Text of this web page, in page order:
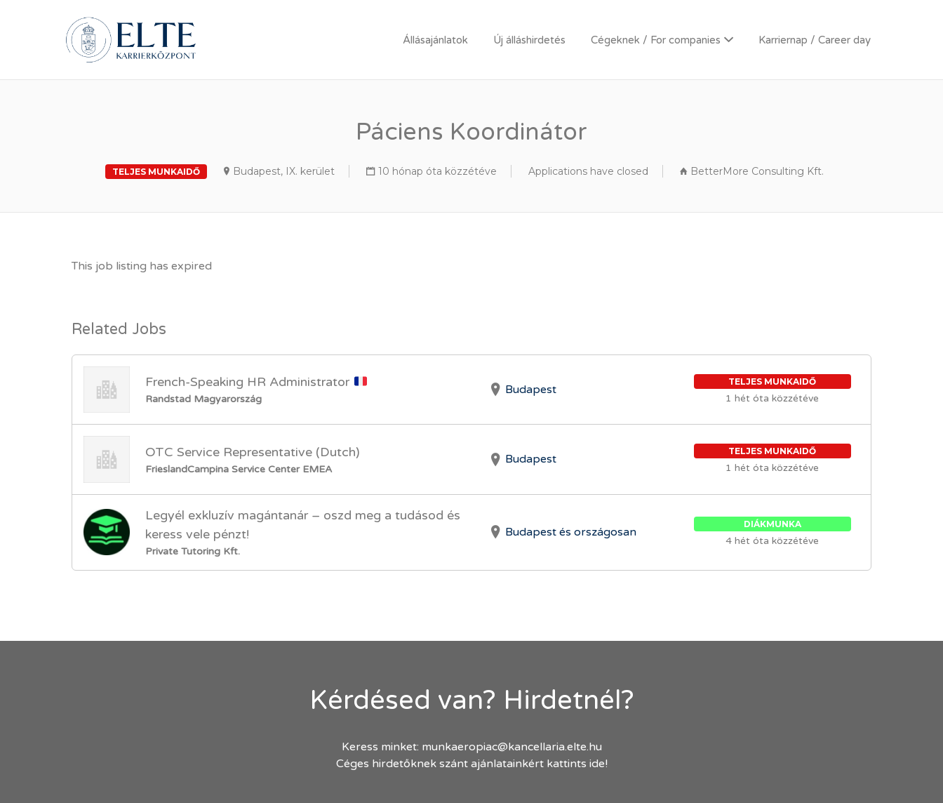
ELTE ÁLLÁSPORTÁL
Állásajánlatok Új álláshirdetés Cégeknek / For companies Karriernap / Career day
Páciens Koordinátor
TELJES MUNKAIDŐ Budapest, IX. kerület 10 hónap óta közzétéve Applications have closed BetterMore Consulting Kft.
This job listing has expired
Related Jobs
French-Speaking HR Administrator
Randstad Magyarország
Budapest
TELJES MUNKAIDŐ
1 hét óta közzétéve
OTC Service Representative (Dutch)
FrieslandCampina Service Center EMEA
Budapest
TELJES MUNKAIDŐ
1 hét óta közzétéve
Legyél exkluzív magántanár – oszd meg a tudásod és
keress vele pénzt!
Private Tutoring Kft.
Budapest és országosan
DIÁKMUNKA
4 hét óta közzétéve
Kérdésed van? Hirdetnél?
Keress minket: munkaeropiac@kancellaria.elte.hu
Céges hirdetőknek szánt ajánlatainkért kattints ide!